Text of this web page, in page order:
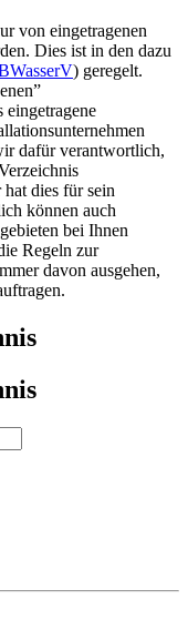
von eingetragenen
Dies ist in den dazu
) geregelt.
eingetragene
dafür verantwortlich,
dies für sein
können auch
bei Ihnen
Regeln zur
davon ausgehen,